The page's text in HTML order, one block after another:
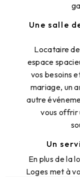
Une salle
Locataire
espace
vos besoins
mariage, un
autre
vous offrir
Un
En plus de la
Loges met à